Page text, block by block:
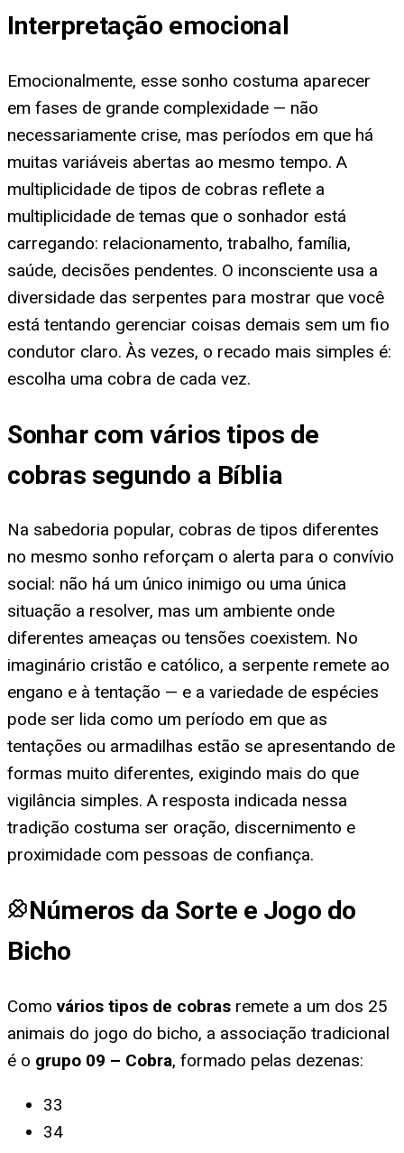
Interpretação emocional
Emocionalmente, esse sonho costuma aparecer
em fases de grande complexidade — não
necessariamente crise, mas períodos em que há
muitas variáveis abertas ao mesmo tempo. A
multiplicidade de tipos de cobras reflete a
multiplicidade de temas que o sonhador está
carregando: relacionamento, trabalho, família,
saúde, decisões pendentes. O inconsciente usa a
diversidade das serpentes para mostrar que você
está tentando gerenciar coisas demais sem um fio
condutor claro. Às vezes, o recado mais simples é:
escolha uma cobra de cada vez.
Sonhar com vários tipos de
cobras segundo a Bíblia
Na sabedoria popular, cobras de tipos diferentes
no mesmo sonho reforçam o alerta para o convívio
social: não há um único inimigo ou uma única
situação a resolver, mas um ambiente onde
diferentes ameaças ou tensões coexistem. No
imaginário cristão e católico, a serpente remete ao
engano e à tentação — e a variedade de espécies
pode ser lida como um período em que as
tentações ou armadilhas estão se apresentando de
formas muito diferentes, exigindo mais do que
vigilância simples. A resposta indicada nessa
tradição costuma ser oração, discernimento e
proximidade com pessoas de confiança.
Números da Sorte e Jogo do
Bicho
Como vários tipos de cobras remete a um dos 25
animais do jogo do bicho, a associação tradicional
é o grupo 09 – Cobra, formado pelas dezenas:
33
34